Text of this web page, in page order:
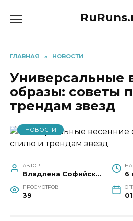
ГЛАВНАЯ » НОВОСТИ
Универсальные
образы: советы
трендам звезд
НОВОСТИ
АВТОР
Владлена Софийская
НА
6
ПРОСМОТРОВ
39